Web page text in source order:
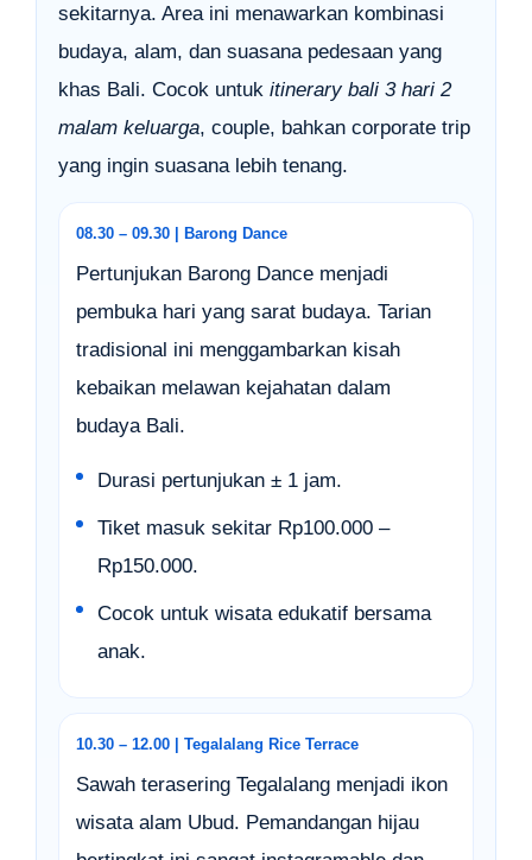
sekitarnya. Area ini menawarkan kombinasi
budaya, alam, dan suasana pedesaan yang
khas Bali. Cocok untuk itinerary bali 3 hari 2
malam keluarga, couple, bahkan corporate trip
yang ingin suasana lebih tenang.
08.30 – 09.30 | Barong Dance
Pertunjukan Barong Dance menjadi
pembuka hari yang sarat budaya. Tarian
tradisional ini menggambarkan kisah
kebaikan melawan kejahatan dalam
budaya Bali.
Durasi pertunjukan ± 1 jam.
Tiket masuk sekitar Rp100.000 –
Rp150.000.
Cocok untuk wisata edukatif bersama
anak.
10.30 – 12.00 | Tegalalang Rice Terrace
Sawah terasering Tegalalang menjadi ikon
wisata alam Ubud. Pemandangan hijau